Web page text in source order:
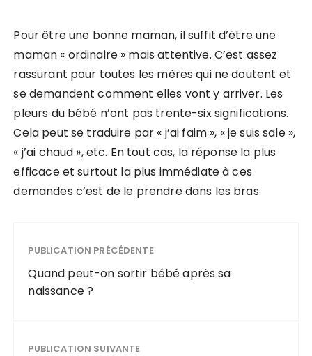
Pour être une bonne maman, il suffit d’être une
maman « ordinaire » mais attentive. C’est assez
rassurant pour toutes les mères qui ne doutent et
se demandent comment elles vont y arriver. Les
pleurs du bébé n’ont pas trente-six significations.
Cela peut se traduire par « j’ai faim », « je suis sale »,
« j’ai chaud », etc. En tout cas, la réponse la plus
efficace et surtout la plus immédiate à ces
demandes c’est de le prendre dans les bras.
PUBLICATION PRÉCÉDENTE
Quand peut-on sortir bébé après sa
naissance ?
PUBLICATION SUIVANTE